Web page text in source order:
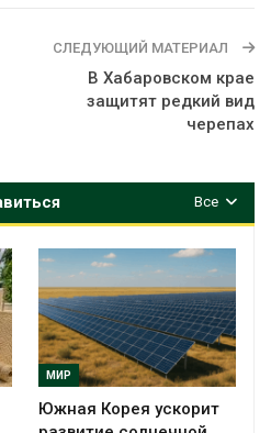
СЛЕДУЮЩИЙ МАТЕРИАЛ
В Хабаровском крае
защитят редкий вид
черепах
Все
МИР
Южная Корея ускорит